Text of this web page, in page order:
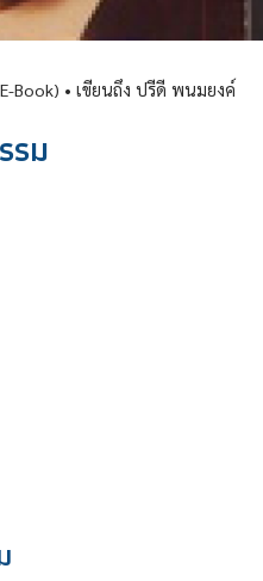
Book) • เขียนถึง ปรีดี พนมยงค์
รม